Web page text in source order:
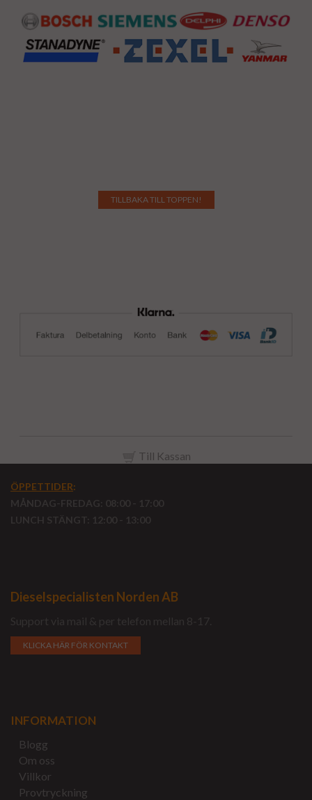
TILLBAKA TILL TOPPEN!
Till Kassan
ÖPPETTIDER:
MÅNDAG-FREDAG: 08:00 - 17:00
LUNCH STÄNGT: 12:00 - 13:00
Dieselspecialisten Norden AB
Support via mail & per telefon mellan 8-17.
KLICKA HÄR FÖR KONTAKT
INFORMATION
Blogg
Om oss
Villkor
Provtryckning